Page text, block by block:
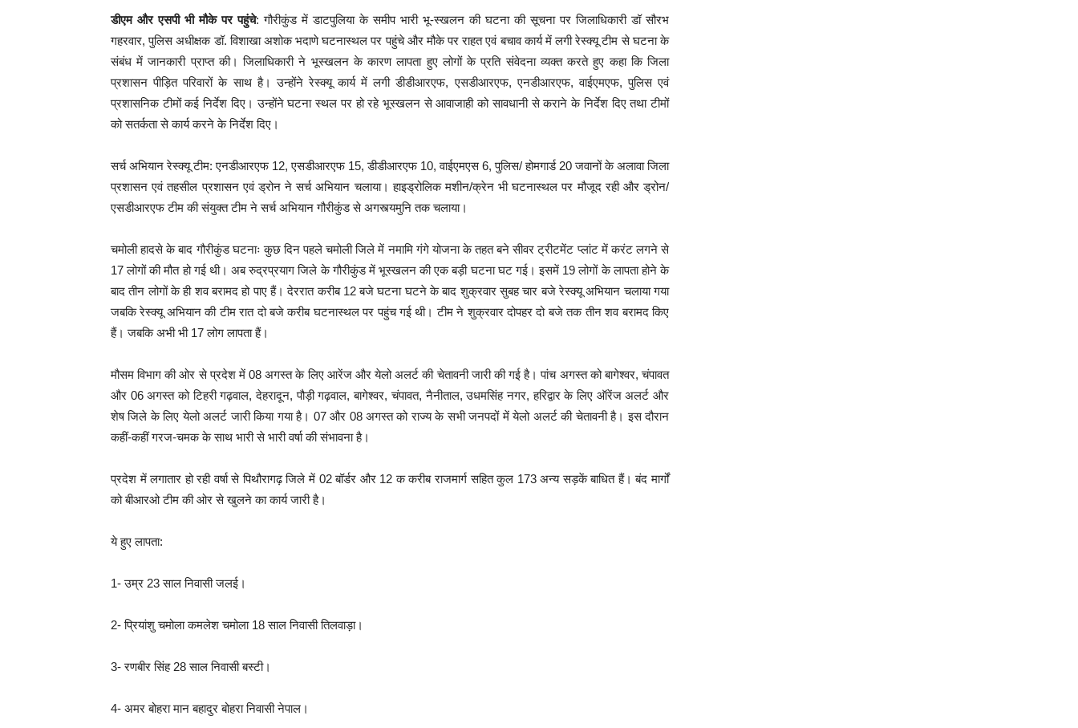
डीएम और एसपी भी मौके पर पहुंचे: गौरीकुंड में डाटपुलिया के समीप भारी भू-स्खलन की घटना की सूचना पर जिलाधिकारी डॉ सौरभ
गहरवार, पुलिस अधीक्षक डॉ. विशाखा अशोक भदाणे घटनास्थल पर पहुंचे और मौके पर राहत एवं बचाव कार्य में लगी रेस्क्यू टीम से घटना के
संबंध में जानकारी प्राप्त की। जिलाधिकारी ने भूस्खलन के कारण लापता हुए लोगों के प्रति संवेदना व्यक्त करते हुए कहा कि जिला
प्रशासन पीड़ित परिवारों के साथ है। उन्होंने रेस्क्यू कार्य में लगी डीडीआरएफ, एसडीआरएफ, एनडीआरएफ, वाईएमएफ, पुलिस एवं
प्रशासनिक टीमों कई निर्देश दिए। उन्होंने घटना स्थल पर हो रहे भूस्खलन से आवाजाही को सावधानी से कराने के निर्देश दिए तथा टीमों
को सतर्कता से कार्य करने के निर्देश दिए।
सर्च अभियान रेस्क्यू टीम: एनडीआरएफ 12, एसडीआरएफ 15, डीडीआरएफ 10, वाईएमएस 6, पुलिस/ होमगार्ड 20 जवानों के अलावा जिला
प्रशासन एवं तहसील प्रशासन एवं ड्रोन ने सर्च अभियान चलाया। हाइड्रोलिक मशीन/क्रेन भी घटनास्थल पर मौजूद रही और ड्रोन/
एसडीआरएफ टीम की संयुक्त टीम ने सर्च अभियान गौरीकुंड से अगस्त्यमुनि तक चलाया।
चमोली हादसे के बाद गौरीकुंड घटनाः कुछ दिन पहले चमोली जिले में नमामि गंगे योजना के तहत बने सीवर ट्रीटमेंट प्लांट में करंट लगने से
17 लोगों की मौत हो गई थी। अब रुद्रप्रयाग जिले के गौरीकुंड में भूस्खलन की एक बड़ी घटना घट गई। इसमें 19 लोगों के लापता होने के
बाद तीन लोगों के ही शव बरामद हो पाए हैं। देररात करीब 12 बजे घटना घटने के बाद शुक्रवार सुबह चार बजे रेस्क्यू अभियान चलाया गया
जबकि रेस्क्यू अभियान की टीम रात दो बजे करीब घटनास्थल पर पहुंच गई थी। टीम ने शुक्रवार दोपहर दो बजे तक तीन शव बरामद किए
हैं। जबकि अभी भी 17 लोग लापता हैं।
मौसम विभाग की ओर से प्रदेश में 08 अगस्त के लिए आरेंज और येलो अलर्ट की चेतावनी जारी की गई है। पांच अगस्त को बागेश्वर, चंपावत
और 06 अगस्त को टिहरी गढ़वाल, देहरादून, पौड़ी गढ़वाल, बागेश्वर, चंपावत, नैनीताल, उधमसिंह नगर, हरिद्वार के लिए ऑरेंज अलर्ट और
शेष जिले के लिए येलो अलर्ट जारी किया गया है। 07 और 08 अगस्त को राज्य के सभी जनपदों में येलो अलर्ट की चेतावनी है। इस दौरान
कहीं-कहीं गरज-चमक के साथ भारी से भारी वर्षा की संभावना है।
प्रदेश में लगातार हो रही वर्षा से पिथौरागढ़ जिले में 02 बॉर्डर और 12 क करीब राजमार्ग सहित कुल 173 अन्य सड़कें बाधित हैं। बंद मार्गों
को बीआरओ टीम की ओर से खुलने का कार्य जारी है।
ये हुए लापता:
1- उम्र 23 साल निवासी जलई।
2- प्रियांशु चमोला कमलेश चमोला 18 साल निवासी तिलवाड़ा।
3- रणबीर सिंह 28 साल निवासी बस्टी।
4- अमर बोहरा मान बहादुर बोहरा निवासी नेपाल।